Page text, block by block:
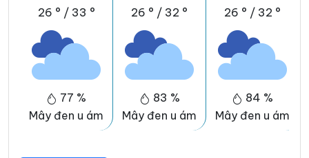
26 ° / 33 °
77 %
Mây đen u ám
26 ° / 32 °
83 %
Mây đen u ám
26 ° / 32 °
84 %
Mây đen u ám